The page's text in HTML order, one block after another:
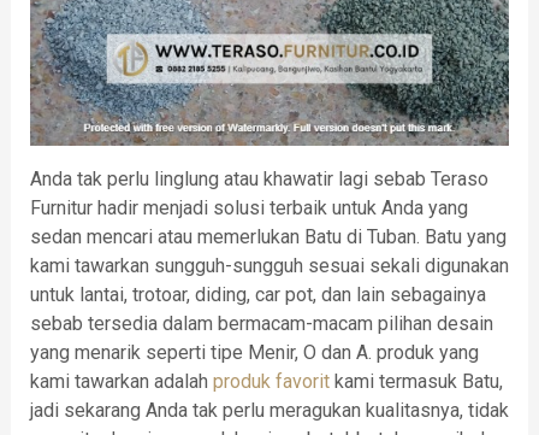
Anda tak perlu linglung atau khawatir lagi sebab Teraso
Furnitur hadir menjadi solusi terbaik untuk Anda yang
sedan mencari atau memerlukan Batu di Tuban. Batu yang
kami tawarkan sungguh-sungguh sesuai sekali digunakan
untuk lantai, trotoar, diding, car pot, dan lain sebagainya
sebab tersedia dalam bermacam-macam pilihan desain
yang menarik seperti tipe Menir, O dan A. produk yang
kami tawarkan adalah produk favoritkami termasuk Batu,
jadi sekarang Anda tak perlu meragukan kualitasnya, tidak